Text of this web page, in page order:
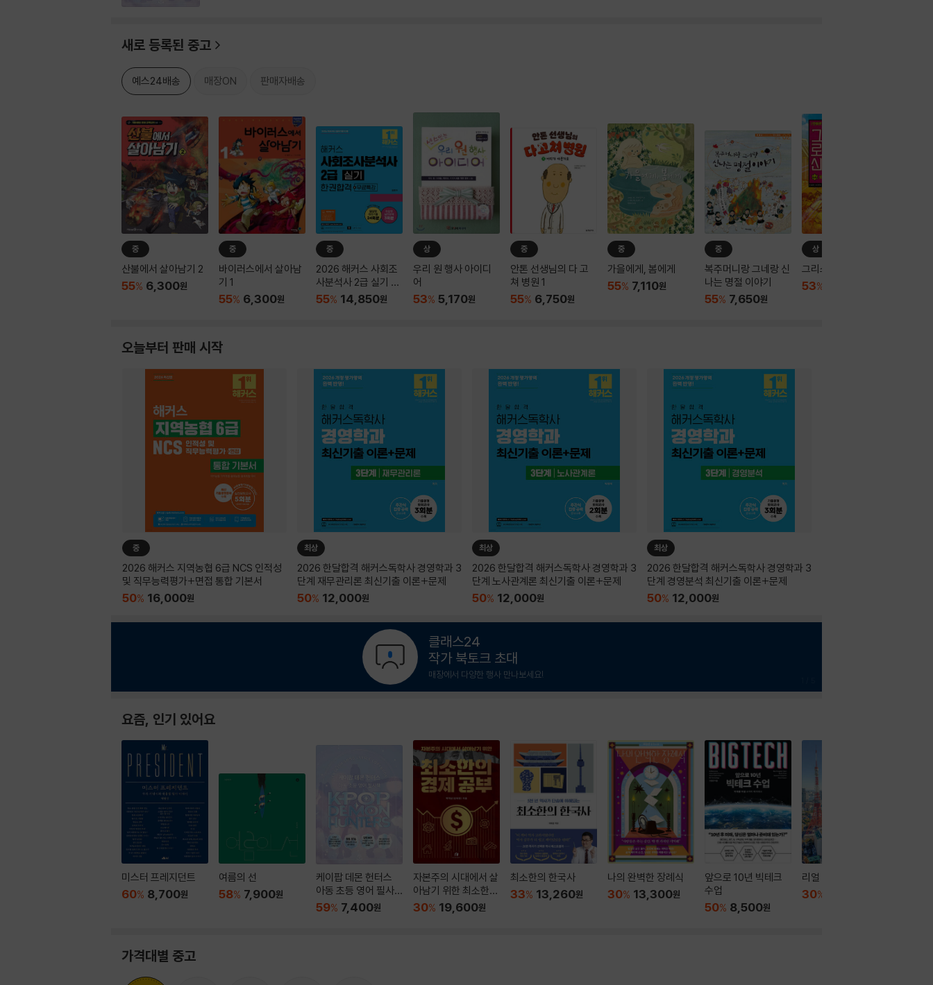
새로 등록된 중고
예스24배송 매장ON 판매자배송
중
산불에서 살아남기 2
55% 6,300원
중
바이러스에서 살아남
기 1
55% 6,300원
중
2026 해커스 사회조
사분석사 2급 실기 한
권합격+무료특강
55% 14,850원
상
우리 원 행사 아이디
어
53% 5,170원
중
안톤 선생님의 다 고
쳐 병원 1
55% 6,750원
중
가을에게, 봄에게
55% 7,110원
중
복주머니랑 그네랑 신
나는 명절 이야기
55% 7,650원
상
그리스 로마 신화 44
53%
오늘부터 판매 시작
중
2026 해커스 지역농협 6급 NCS 인적성
및 직무능력평가+면접 통합 기본서
50% 16,000원
최상
2026 한달합격 해커스독학사 경영학과 3
단계 재무관리론 최신기출 이론+문제
50% 12,000원
최상
2026 한달합격 해커스독학사 경영학과 3
단계 노사관계론 최신기출 이론+문제
50% 12,000원
최상
2026 한달합격 해커스독학사 경영학과 3
단계 경영분석 최신기출 이론+문제
50% 12,000원
클래스24
작가 북토크 초대
매장에서 다양한 행사 만나보세요!
요즘, 인기 있어요
미스터 프레지던트
60% 8,700원
여름의 선
58% 7,900원
케이팝 데몬 헌터스
아동 초등 영어 필사
책
59% 7,400원
자본주의 시대에서 살
아남기 위한 최소한의
경제 공부
30% 19,600원
최소한의 한국사
33% 13,260원
나의 완벽한 장례식
30% 13,300원
앞으로 10년 빅테크
수업
50% 8,500원
리얼 도쿄
30%
가격대별 중고